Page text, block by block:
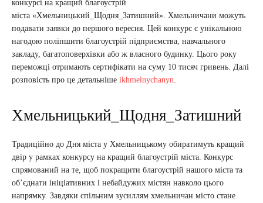
конкурсі на кращий благоустрій
міста «Хмельницький_Щодня_Затишний». Хмельничани можуть
подавати заявки до першого вересня. Цей конкурс є унікальною
нагодою поліпшити благоустрій підприємства, навчального
закладу, багатоповерхівки або ж власного будинку. Цього року
переможці отримають сертифікати на суму 10 тисяч гривень. Далі
розповість про це детальніше ikhmelnychanyn
Хмельницький_Щодня_Затишний
Традиційно до Дня міста у Хмельницькому обиратимуть кращий
двір у рамках конкурсу на кращий благоустрій міста. Конкурс
спрямований на те, щоб покращити благоустрій нашого міста та
об’єднати ініціативних і небайдужих містян навколо цього
напрямку. Завдяки спільним зусиллям хмельничан місто стане